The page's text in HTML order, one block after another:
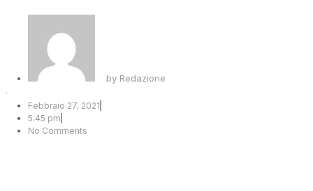
by Redazione
·
Febbraio 27, 2021
5:45 pm
No Comments